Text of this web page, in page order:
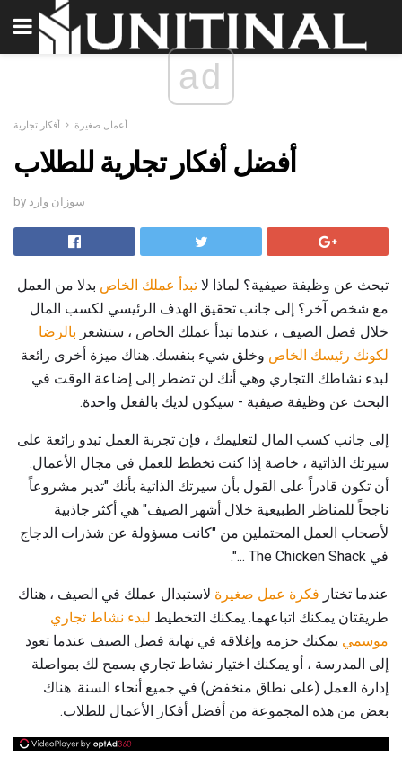
ad
أعمال صغيرة أفكار تجارية
أفضل أفكار تجارية للطلاب
by سوزان وارد
تبحث عن وظيفة صيفية؟ لماذا لا تبدأ عملك الخاص بدلا من العمل
مع شخص آخر؟ إلى جانب تحقيق الهدف الرئيسي لكسب المال
خلال فصل الصيف ، عندما تبدأ عملك الخاص ، ستشعر بالرضا
لكونك رئيسك الخاص وخلق شيء بنفسك. هناك ميزة أخرى رائعة
لبدء نشاطك التجاري وهي أنك لن تضطر إلى إضاعة الوقت في
البحث عن وظيفة صيفية - سيكون لديك بالفعل واحدة.
إلى جانب كسب المال لتعليمك ، فإن تجربة العمل تبدو رائعة على
سيرتك الذاتية ، خاصة إذا كنت تخطط للعمل في مجال الأعمال.
أن تكون قادراً على القول بأن سيرتك الذاتية بأنك "تدير مشروعاً
ناجحاً للمناظر الطبيعية خلال أشهر الصيف" هي أكثر جاذبية
لأصحاب العمل المحتملين من "كانت مسؤولة عن شذرات الدجاج
في The Chicken Shack ...".
عندما تختار فكرة عمل صغيرة لاستبدال عملك في الصيف ، هناك
طريقتان يمكنك اتباعهما. يمكنك التخطيط لبدء نشاط تجاري
موسمي يمكنك حزمه وإغلاقه في نهاية فصل الصيف عندما تعود
إلى المدرسة ، أو يمكنك اختيار نشاط تجاري يسمح لك بمواصلة
إدارة العمل (على نطاق منخفض) في جميع أنحاء السنة. هناك
بعض من هذه المجموعة من أفضل أفكار الأعمال للطلاب.